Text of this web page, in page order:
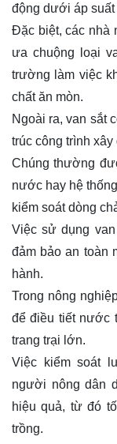
động dưới áp suất
Đặc biệt, các nhà
ưa chuộng loại
trường làm việc
chất ăn mòn.
Ngoài ra, van sắt
trúc công trình
Chúng thường
nước hay hệ
kiểm soát dòng
Việc sử dụng
đảm bảo an toàn
hành.
Trong nông
để điều tiết nước
trang trại lớn.
Việc kiểm soát
người nông dân
hiệu quả, từ đó
trồng.